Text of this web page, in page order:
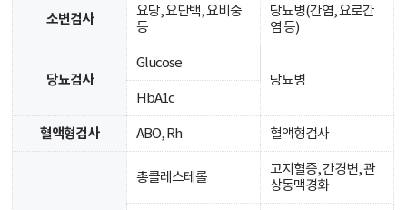
소변검사
요당, 요단백, 요비중
등
당뇨병(간염, 요로간
염 등)
당뇨검사
Glucose
당뇨병
HbA1c
혈액형검사 ABO, Rh 혈액형검사
총콜레스테롤
고지혈증, 간경변, 관
상동맥경화